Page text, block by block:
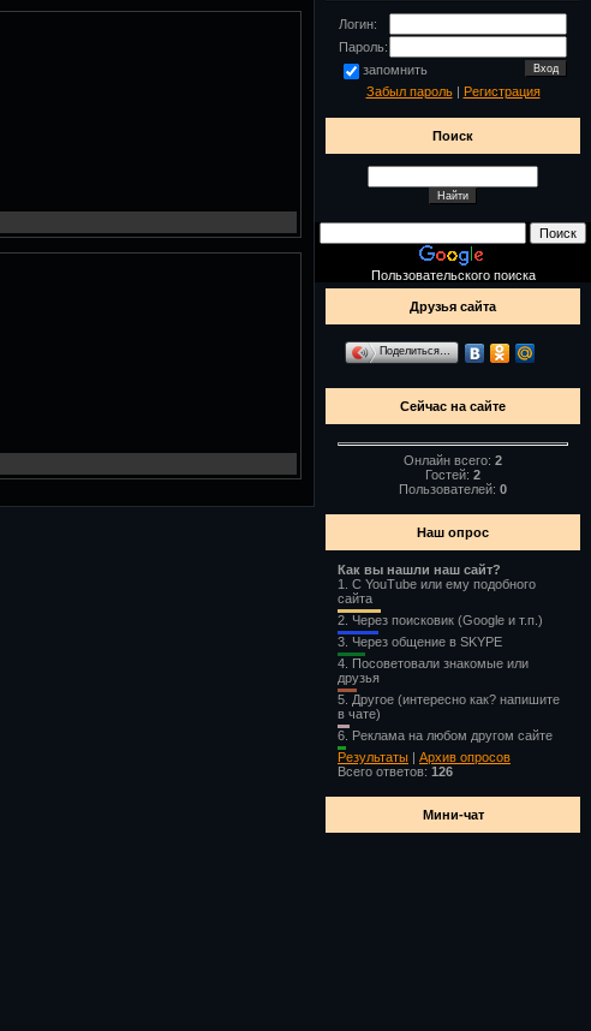
Логин:
Пароль:
запомнить
Забыл пароль| Регистрация
Поиск
Пользовательского поиска
Друзья сайта
Поделиться…
Сейчас на сайте
Онлайн всего: 2
Гостей: 2
Пользователей: 0
Наш опрос
Как вы нашли наш сайт?
1. С YouTube или ему подобного
сайта
2. Через поисковик (Google и т.п.)
3. Через общение в SKYPE
4. Посоветовали знакомые или
друзья
5. Другое (интересно как? напишите
в чате)
6. Реклама на любом другом сайте
Результаты | Архив опросов
Всего ответов: 126
Мини-чат